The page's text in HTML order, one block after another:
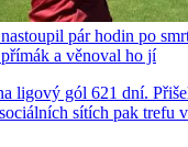
pár hodin po
a věnoval ho jí
ligový gól 621 dní.
sítích pak trefu